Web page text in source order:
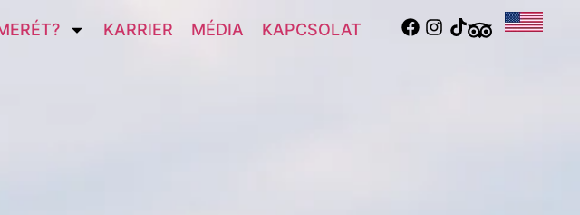
KARRIER MÉDIA KAPCSOLAT